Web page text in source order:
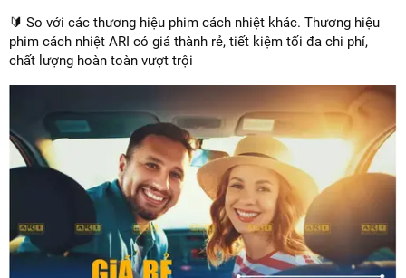
🔰 So với các thương hiệu phim cách nhiệt khác. Thương hiệu
phim cách nhiệt ARI có giá thành rẻ, tiết kiệm tối đa chi phí,
chất lượng hoàn toàn vượt trội